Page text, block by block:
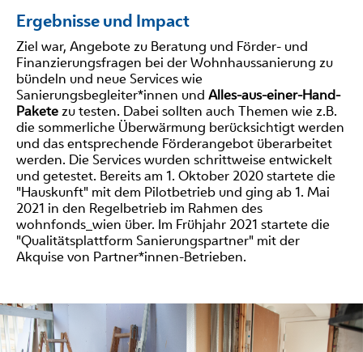
Ergebnisse und Impact
Ziel war, Angebote zu Beratung und Förder- und
Finanzierungsfragen bei der Wohnhaussanierung zu
bündeln und neue Services wie
Sanierungsbegleiter*innen und Alles-aus-einer-Hand-
Paketezu testen. Dabei sollten auch Themen wie z.B.
die sommerliche Überwärmung berücksichtigt werden
und das entsprechende Förderangebot überarbeitet
werden. Die Services wurden schrittweise entwickelt
und getestet. Bereits am 1. Oktober 2020 startete die
"Hauskunft" mit dem Pilotbetrieb und ging ab 1. Mai
2021 in den Regelbetrieb im Rahmen des
wohnfonds_wien über. Im Frühjahr 2021 startete die
"Qualitätsplattform Sanierungspartner" mit der
Akquise von Partner*innen-Betrieben.